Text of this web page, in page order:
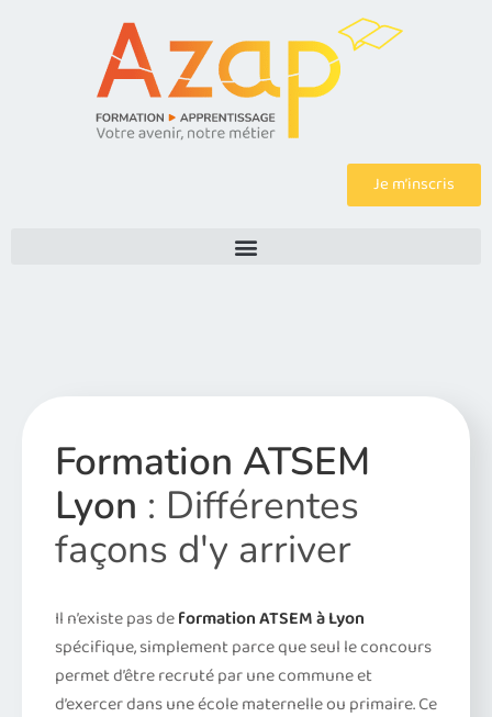
Je m’inscris
Formation ATSEM
Lyon : Différentes
façons d'y arriver
Il n’existe pas deformation ATSEM à Lyon
spécifique, simplement parce que seul le concours
permet d’être recruté par une commune et
d’exercer dans une école maternelle ou primaire. Ce